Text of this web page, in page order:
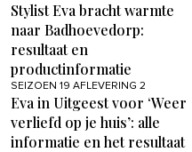
Stylist Eva bracht warmte
naar Badhoevedorp:
resultaat en
productinformatie
SEIZOEN 19 AFLEVERING 2
Eva in Uitgeest voor ‘Weer
verliefd op je huis’: alle
informatie en het resultaat